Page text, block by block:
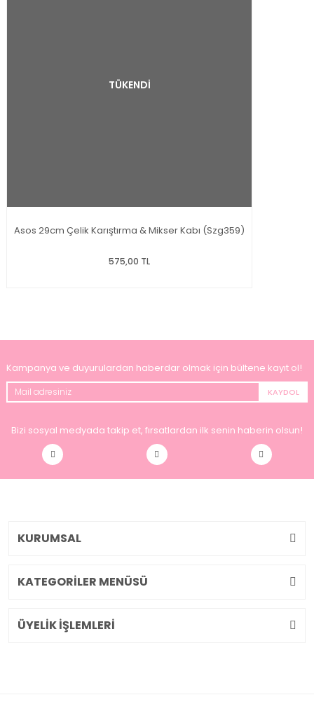
TÜKENDİ
Asos 29cm Çelik Karıştırma & Mikser Kabı (Szg359)
575,00 TL
Kampanya ve duyurulardan haberdar olmak için bültene kayıt ol!
KAYDOL
Bizi sosyal medyada takip et, fırsatlardan ilk senin haberin olsun!
KURUMSAL
KATEGORİLER MENÜSÜ
ÜYELİK İŞLEMLERİ